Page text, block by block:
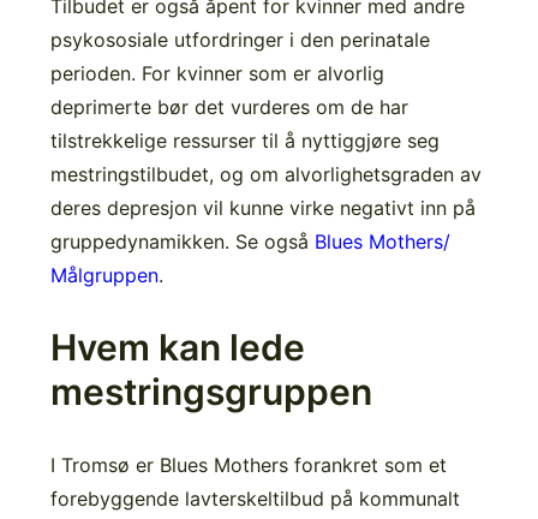
Tilbudet er også åpent for kvinner med andre
psykososiale utfordringer i den perinatale
perioden. For kvinner som er alvorlig
deprimerte bør det vurderes om de har
tilstrekkelige ressurser til å nyttiggjøre seg
mestringstilbudet, og om alvorlighetsgraden av
deres depresjon vil kunne virke negativt inn på
gruppedynamikken. Se også Blues Mothers/
Målgruppen.
Hvem kan lede
mestringsgruppen
I Tromsø er Blues Mothers forankret som et
forebyggende lavterskeltilbud på kommunalt